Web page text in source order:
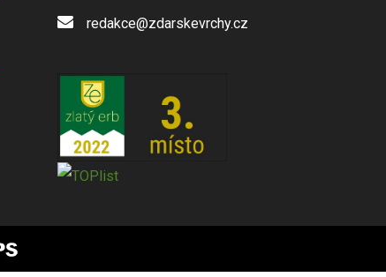
redakce@zdarskevrchy.cz